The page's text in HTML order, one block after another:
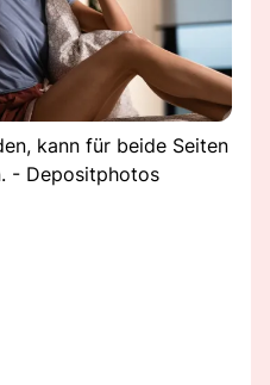
kann für beide Seiten
- Depositphotos